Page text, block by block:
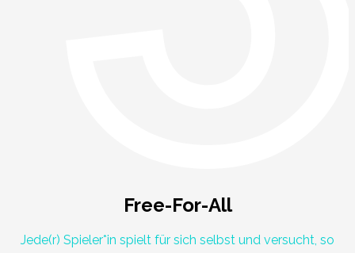
Free-For-All
Jede(r) Spieler*in spielt für sich selbst und versucht, so